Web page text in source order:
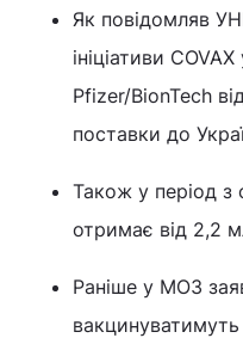
Як повідомляв
ініціативи
Pfizer/BionTech
поставки до
Також у період з
отримає від 2,2
Раніше у МОЗ